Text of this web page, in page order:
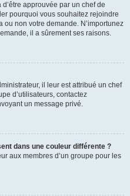
approuvée par un chef de
pourquoi vous souhaitez rejoindre
ou non votre demande. N’importunez
il a sûrement ses raisons.
il leur est attribué un chef
d’utilisateurs, contactez
un message privé.
dans une couleur différente ?
aux membres d’un groupe pour les